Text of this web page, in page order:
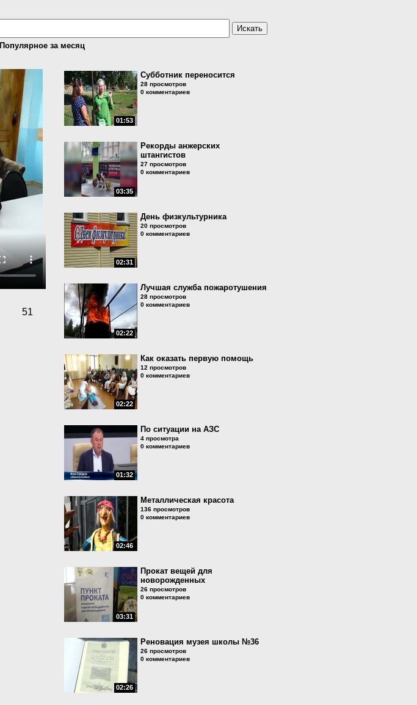
Популярное за месяц
51
01:53
Субботник переносится
28 просмотров
0 комментариев
03:35
Рекорды анжерских
штангистов
27 просмотров
0 комментариев
02:31
День физкультурника
20 просмотров
0 комментариев
02:22
Лучшая служба пожаротушения
28 просмотров
0 комментариев
02:22
Как оказать первую помощь
12 просмотров
0 комментариев
01:32
По ситуации на АЗС
4 просмотра
0 комментариев
02:46
Металлическая красота
136 просмотров
0 комментариев
03:31
Прокат вещей для
новорожденных
26 просмотров
0 комментариев
02:26
Реновация музея школы №36
26 просмотров
0 комментариев